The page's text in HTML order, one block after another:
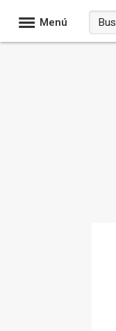
Menú